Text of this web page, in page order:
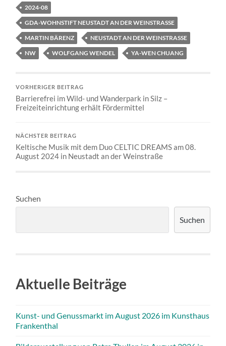
2024-08
GDA-WOHNSTIFT NEUSTADT AN DER WEINSTRASSE
MARTIN BÄRENZ
NEUSTADT AN DER WEINSTRASSE
NW
WOLFGANG WENDEL YA-WEN CHUANG
VORHERIGER BEITRAG
Barrierefrei im Wild- und Wanderpark in Silz –
Freizeiteinrichtung erhält Fördermittel
NÄCHSTER BEITRAG
Keltische Musik mit dem Duo CELTIC DREAMS am 08.
August 2024 in Neustadt an der Weinstraße
Suchen
Suchen
Aktuelle Beiträge
Kunst- und Genussmarkt im August 2026 im Kunsthaus
Frankenthal